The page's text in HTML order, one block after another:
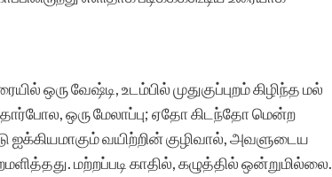
வேஷ்டி, உடம்பில் முதுகுப்புறம் கிழிந்த மல்
ஒரு மேலாப்பு; ஏதோ கிடந்தோ மென்ற
ஐக்கியமாகும் வயிற்றின் குழிவால், அவளுடைய
மற்றப்படி காதில், கழுத்தில் ஒன்றுமில்லை.